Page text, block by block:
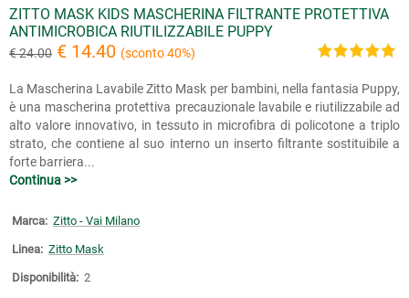
ZITTO MASK KIDS MASCHERINA FILTRANTE PROTETTIVA
ANTIMICROBICA RIUTILIZZABILE PUPPY
€ 24.00 € 14.40 (sconto 40%)
La Mascherina Lavabile Zitto Mask per bambini, nella fantasia Puppy,
è una mascherina protettiva precauzionale lavabile e riutilizzabile ad
alto valore innovativo, in tessuto in microfibra di policotone a triplo
strato, che contiene al suo interno un inserto filtrante sostituibile a
forte barriera...
Continua >>
Marca: Zitto - Vai Milano
Linea: Zitto Mask
Disponibilità: 2